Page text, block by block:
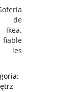
de
Ikea.
fiable
les